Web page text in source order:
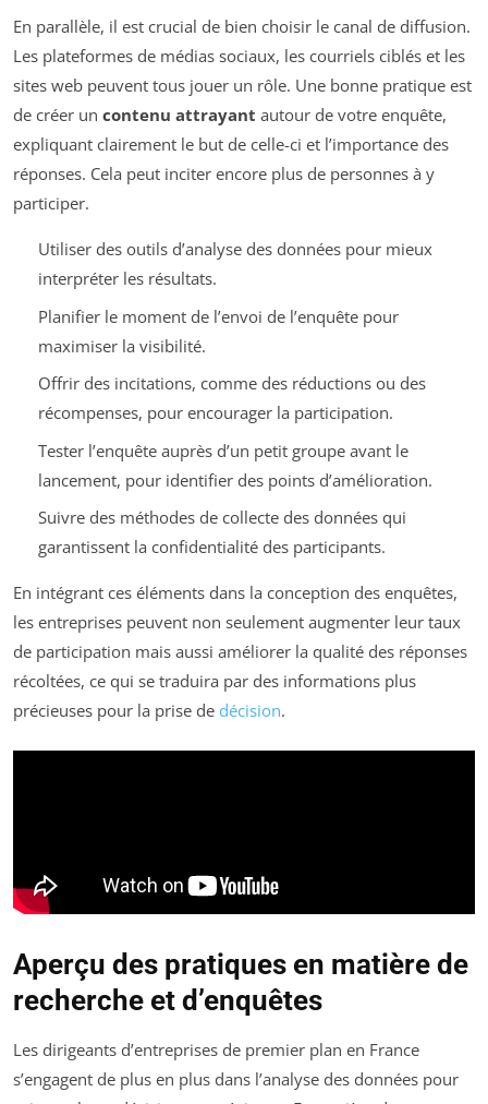
En parallèle, il est crucial de bien choisir le canal de diffusion.
Les plateformes de médias sociaux, les courriels ciblés et les
sites web peuvent tous jouer un rôle. Une bonne pratique est
de créer un contenu attrayant autour de votre enquête,
expliquant clairement le but de celle-ci et l’importance des
réponses. Cela peut inciter encore plus de personnes à y
participer.
Utiliser des outils d’analyse des données pour mieux
interpréter les résultats.
Planifier le moment de l’envoi de l’enquête pour
maximiser la visibilité.
Offrir des incitations, comme des réductions ou des
récompenses, pour encourager la participation.
Tester l’enquête auprès d’un petit groupe avant le
lancement, pour identifier des points d’amélioration.
Suivre des méthodes de collecte des données qui
garantissent la confidentialité des participants.
En intégrant ces éléments dans la conception des enquêtes,
les entreprises peuvent non seulement augmenter leur taux
de participation mais aussi améliorer la qualité des réponses
récoltées, ce qui se traduira par des informations plus
précieuses pour la prise de décision.
Aperçu des pratiques en matière de
recherche et d’enquêtes
Les dirigeants d’entreprises de premier plan en France
s’engagent de plus en plus dans l’analyse des données pour